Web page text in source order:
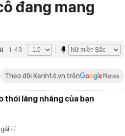
đang mang
1:43
Theo dõi Kenh14.vn trên
thói lăng nhăng của bạn